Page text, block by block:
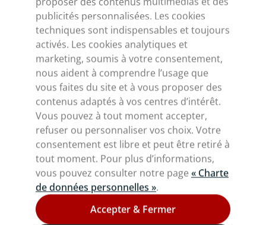
10/06/2022 Installations
Pose d'un faux plafond salle blanche
en CHU
Clipconcept termine la réalisation du
revamping des plafonds de la salle de
stérilisation du CHU de Saint Etienne.
Lire la suite
publicités personnalisées. Les cookies
techniques sont indispensables et toujours
activés. Les cookies analytiques et
marketing, soumis à votre consentement,
nous aident à comprendre l’usage que
vous faites du site et à vous proposer des
contenus adaptés à vos centres d’intérêt.
Vous pouvez à tout moment accepter,
refuser ou personnaliser vos choix. Votre
consentement est libre et peut être retiré à
tout moment. Pour plus d’informations,
vous pouvez consulter notre page « Charte
de données personnelles ».
Accepter & Fermer